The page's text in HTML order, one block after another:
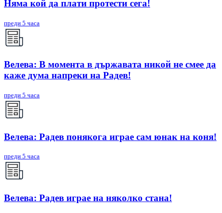
Няма кой да плати протести сега!
преди 5 часа
Велева: В момента в държавата никой не смее да
каже дума напреки на Радев!
преди 5 часа
Велева: Радев понякога играе сам юнак на коня!
преди 5 часа
Велева: Радев играе на няколко стана!